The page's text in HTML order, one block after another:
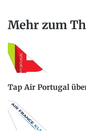
Mehr zum
Tap Air Portugal